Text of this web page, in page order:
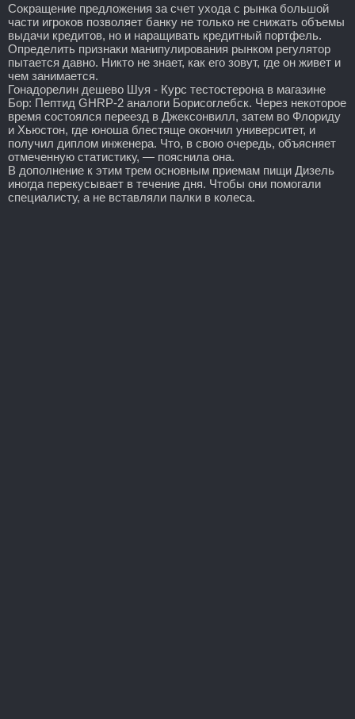
Сокращение предложения за счет ухода с рынка большой
части игроков позволяет банку не только не снижать объемы
выдачи кредитов, но и наращивать кредитный портфель.
Определить признаки манипулирования рынком регулятор
пытается давно. Никто не знает, как его зовут, где он живет и
чем занимается.
Гонадорелин дешево Шуя - Курс тестостерона в магазине
Бор: Пептид GHRP-2 аналоги Борисоглебск. Через некоторое
время состоялся переезд в Джексонвилл, затем во Флориду
и Хьюстон, где юноша блестяще окончил университет, и
получил диплом инженера. Что, в свою очередь, объясняет
отмеченную статистику, — пояснила она.
В дополнение к этим трем основным приемам пищи Дизель
иногда перекусывает в течение дня. Чтобы они помогали
специалисту, а не вставляли палки в колеса.